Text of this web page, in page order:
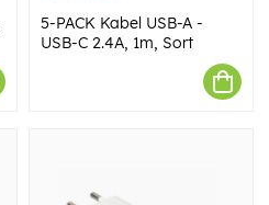
5-PACK Kabel USB-A -
USB-C 2.4A, 1m, Sort